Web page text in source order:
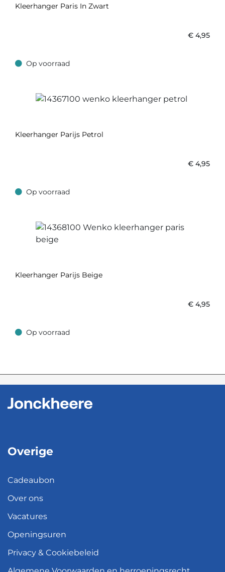
Kleerhanger Paris In Zwart
€ 4,95
Op voorraad
Op voorraad
Kleerhanger Parijs Petrol
€ 4,95
Op voorraad
Op voorraad
Kleerhanger Parijs Beige
€ 4,95
Op voorraad
Op voorraad
Overige
Cadeaubon
Over ons
Vacatures
Openingsuren
Privacy & Cookiebeleid